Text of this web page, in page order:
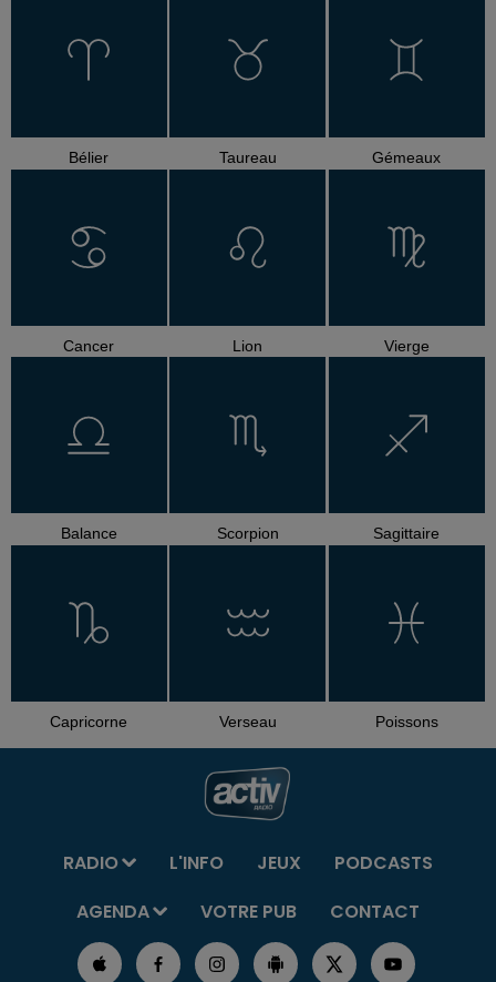
Bélier Taureau Gémeaux
Cancer Lion Vierge
Balance Scorpion Sagittaire
Capricorne Verseau Poissons
RADIO L'INFO JEUX
PODCASTS
AGENDA
VOTRE PUB CONTACT